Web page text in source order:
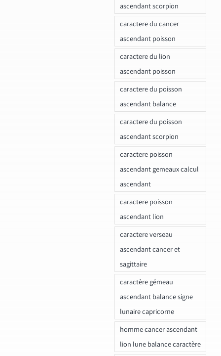
ascendant scorpion
caractere du cancer
ascendant poisson
caractere du lion
ascendant poisson
caractere du poisson
ascendant balance
caractere du poisson
ascendant scorpion
caractere poisson
ascendant gemeaux calcul
ascendant
caractere poisson
ascendant lion
caractere verseau
ascendant cancer et
sagittaire
caractère gémeau
ascendant balance signe
lunaire capricorne
homme cancer ascendant
lion lune balance caractère